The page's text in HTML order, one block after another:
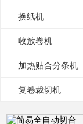
换纸机
收放卷机
加热贴合分条机
复卷裁切机